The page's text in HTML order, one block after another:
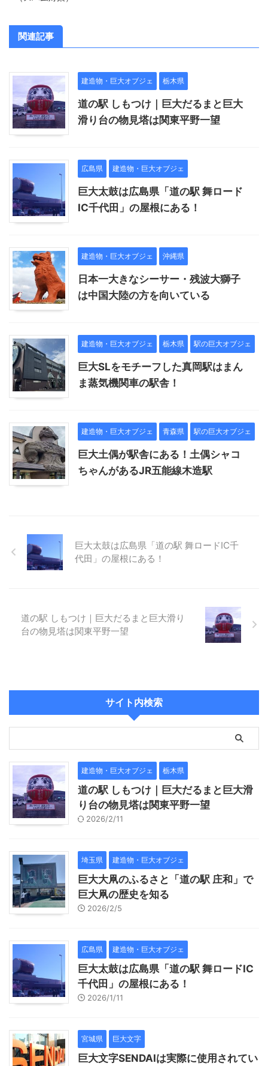
関連記事
建造物・巨大オブジェ 栃木県
道の駅 しもつけ｜巨大だるまと巨大
滑り台の物見塔は関東平野一望
広島県 建造物・巨大オブジェ
巨大太鼓は広島県「道の駅 舞ロード
IC千代田」の屋根にある！
建造物・巨大オブジェ 沖縄県
日本一大きなシーサー・残波大獅子
は中国大陸の方を向いている
建造物・巨大オブジェ 栃木県 駅の巨大オブジェ
巨大SLをモチーフした真岡駅はまん
ま蒸気機関車の駅舎！
建造物・巨大オブジェ 青森県 駅の巨大オブジェ
巨大土偶が駅舎にある！土偶シャコ
ちゃんがあるJR五能線木造駅
巨大太鼓は広島県「道の駅 舞ロードIC千
代田」の屋根にある！
道の駅 しもつけ｜巨大だるまと巨大滑り
台の物見塔は関東平野一望
サイト内検索
建造物・巨大オブジェ 栃木県
道の駅 しもつけ｜巨大だるまと巨大滑
り台の物見塔は関東平野一望
2026/2/11
埼玉県 建造物・巨大オブジェ
巨大大凧のふるさと「道の駅 庄和」で
巨大凧の歴史を知る
2026/2/5
広島県 建造物・巨大オブジェ
巨大太鼓は広島県「道の駅 舞ロードIC
千代田」の屋根にある！
2026/1/11
宮城県 巨大文字
巨大文字SENDAIは実際に使用されてい